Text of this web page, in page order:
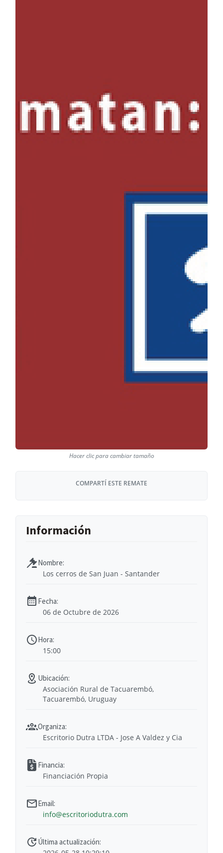
COMPARTÍ ESTE REMATE
Los cerros de San Juan - Santander
06 de Octubre de 2026
15:00
Asociación Rural de Tacuarembó,
Tacuarembó, Uruguay
Escritorio Dutra LTDA - Jose A Valdez y Cia
Financiación Propia
info@escritoriodutra.com